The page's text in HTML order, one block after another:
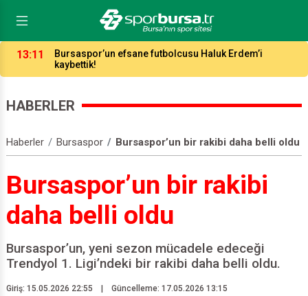
03:17
Maç Masası toplandı: Timsah, Bodrum’un aşırı sıcağını
da yenerse kazanır!
HABERLER
Haberler Bursaspor Bursaspor’un bir rakibi daha belli oldu
Bursaspor’un bir rakibi
daha belli oldu
Bursaspor’un, yeni sezon mücadele edeceği
Trendyol 1. Ligi’ndeki bir rakibi daha belli oldu.
Giriş: 15.05.2026 22:55 |
Güncelleme: 17.05.2026 13:15